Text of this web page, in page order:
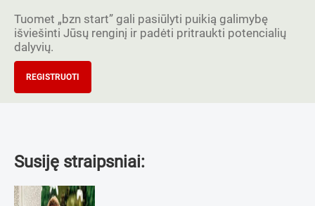
Tuomet „bzn start” gali pasiūlyti puikią galimybę
išviešinti Jūsų renginį ir padėti pritraukti potencialių
dalyvių.
REGISTRUOTI
Susiję straipsniai: